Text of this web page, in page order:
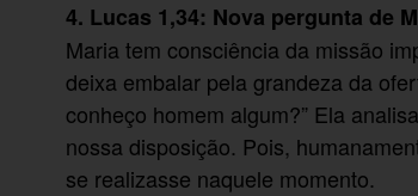
4. Lucas 1,34: Nova pergunta de
Maria tem consciência da missão
deixa embalar pela grandeza da
conheço homem algum?” Ela
nossa disposição. Pois,
se realizasse naquele momento.